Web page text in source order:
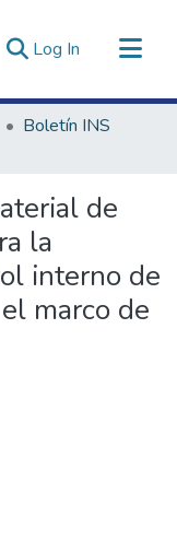
Log In (current)
Boletín INS
de
la
interno de
marco de